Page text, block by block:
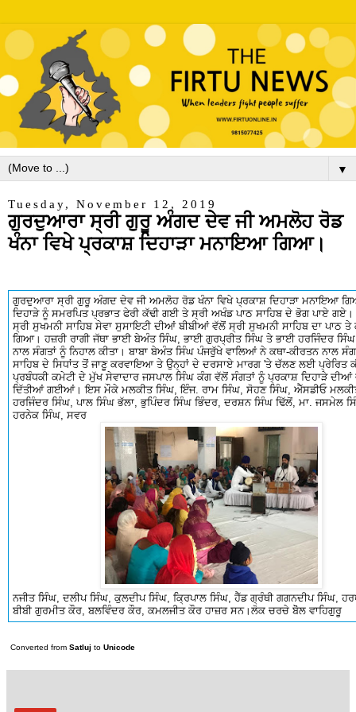
▼
Tuesday, November 12, 2019
ਗੁਰਦੁਆਰਾ ਸ੍ਰੀ ਗੁਰੂ ਅੰਗਦ ਦੇਵ ਜੀ ਅਮਲੋਹ ਰੋਡ
ਖੰਨਾ ਵਿਖੇ ਪ੍ਰਕਾਸ਼ ਦਿਹਾੜਾ ਮਨਾਇਆ ਗਿਆ।
ਗੁਰਦੁਆਰਾ ਸ੍ਰੀ ਗੁਰੂ ਅੰਗਦ ਦੇਵ ਜੀ ਅਮਲੋਹ ਰੋਡ ਖੰਨਾ ਵਿਖੇ ਪ੍ਰਕਾਸ਼ ਦਿਹਾੜਾ ਮਨਾਇਆ
ਦਿਹਾੜੇ ਨੂੰ ਸਮਰਪਿਤ ਪ੍ਰਭਾਤ ਫੇਰੀ ਕੱਢੀ ਗਈ ਤੇ ਸ੍ਰੀ ਅਖੰਡ ਪਾਠ ਸਾਹਿਬ ਦੇ ਭੋਗ ਪਾਏ
ਸ੍ਰੀ ਸੁਖਮਨੀ ਸਾਹਿਬ ਸੇਵਾ ਸੁਸਾਇਟੀ ਦੀਆਂ ਬੀਬੀਆਂ ਵੱਲੋਂ ਸ੍ਰੀ ਸੁਖਮਨੀ ਸਾਹਿਬ ਦਾ ਪਾਠ ਤੇ
ਗਿਆ। ਹਜ਼ਰੀ ਰਾਗੀ ਜੱਥਾ ਭਾਈ ਬੇਅੰਤ ਸਿੰਘ, ਭਾਈ ਗੁਰਪ੍ਰੀਤ ਸਿੰਘ ਤੇ ਭਾਈ ਹਰਜਿੰਦਰ
ਨਾਲ ਸੰਗਤਾਂ ਨੂੰ ਨਿਹਾਲ ਕੀਤਾ। ਬਾਬਾ ਬੇਅੰਤ ਸਿੰਘ ਪੰਜਰੁੱਖੇ ਵਾਲਿਆਂ ਨੇ ਕਥਾ-ਕੀਰਤਨ ਨਾਲ
ਸਾਹਿਬ ਦੇ ਸਿਧਾਂਤ ਤੋਂ ਜਾਣੂ ਕਰਵਾਇਆ ਤੇ ਉਨ੍ਹਾਂ ਦੇ ਦਰਸਾਏ ਮਾਰਗ 'ਤੇ ਚੱਲਣ ਲਈ ਪ੍ਰੇਰਿਤ
ਪ੍ਰਬੰਧਕੀ ਕਮੇਟੀ ਦੇ ਮੁੱਖ ਸੇਵਾਦਾਰ ਜਸਪਾਲ ਸਿੰਘ ਕੰਗ ਵੱਲੋਂ ਸੰਗਤਾਂ ਨੂੰ ਪ੍ਰਕਾਸ਼ ਦਿਹਾੜੇ ਦੀਆਂ
ਦਿੱਤੀਆਂ ਗਈਆਂ। ਇਸ ਮੌਕੇ ਮਲਕੀਤ ਸਿੰਘ, ਇੰਜ. ਰਾਮ ਸਿੰਘ, ਸੋਹਣ ਸਿੰਘ, ਐੱਸਡੀਓ
ਹਰਜਿੰਦਰ ਸਿੰਘ, ਪਾਲ ਸਿੰਘ ਭੱਲਾ, ਭੁਪਿੰਦਰ ਸਿੰਘ ਭਿੰਦਰ, ਦਰਸ਼ਨ ਸਿੰਘ ਢਿੱਲੋਂ, ਮਾ. ਜਸਮੇਲ
ਹਰਨੇਕ ਸਿੰਘ, ਸਵਰ
ਨਜੀਤ ਸਿੰਘ, ਦਲੀਪ ਸਿੰਘ, ਕੁਲਦੀਪ ਸਿੰਘ, ਕ੍ਰਿਪਾਲ ਸਿੰਘ, ਹੈੱਡ ਗ੍ਰੰਥੀ ਗਗਨਦੀਪ ਸਿੰਘ,
ਬੀਬੀ ਗੁਰਮੀਤ ਕੌਰ, ਬਲਵਿੰਦਰ ਕੌਰ, ਕਮਲਜੀਤ ਕੌਰ ਹਾਜ਼ਰ ਸਨ।ਲੋਕ ਚਰਚੇ ਬੋੋੋਲ ਵਾਹਿਗੁਰੂ
Converted from Satluj to Unicode